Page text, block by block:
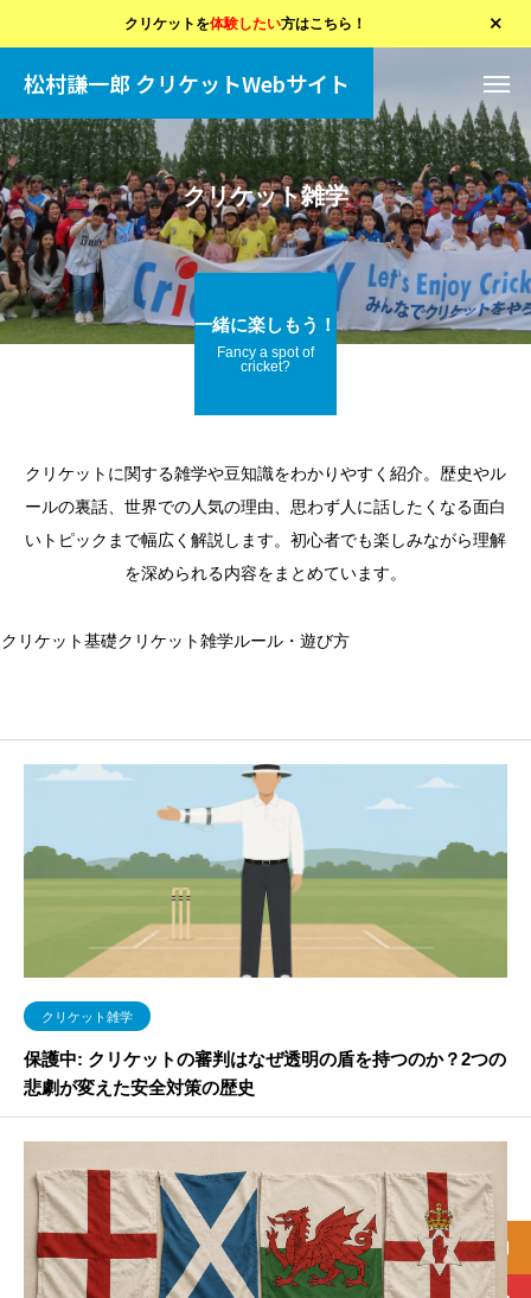
クリケットを体験したい方はこちら！
松村謙一郎 クリケットWebサイト
クリケット雑学
一緒に楽しもう！
Fancy a spot of
cricket?
クリケットに関する雑学や豆知識をわかりやすく紹介。歴史やル
ールの裏話、世界での人気の理由、思わず人に話したくなる面白
いトピックまで幅広く解説します。初心者でも楽しみながら理解
を深められる内容をまとめています。
クリケット基礎クリケット雑学ルール・遊び方
クリケット雑学
保護中: クリケットの審判はなぜ透明の盾を持つのか？2つの
悲劇が変えた安全対策の歴史